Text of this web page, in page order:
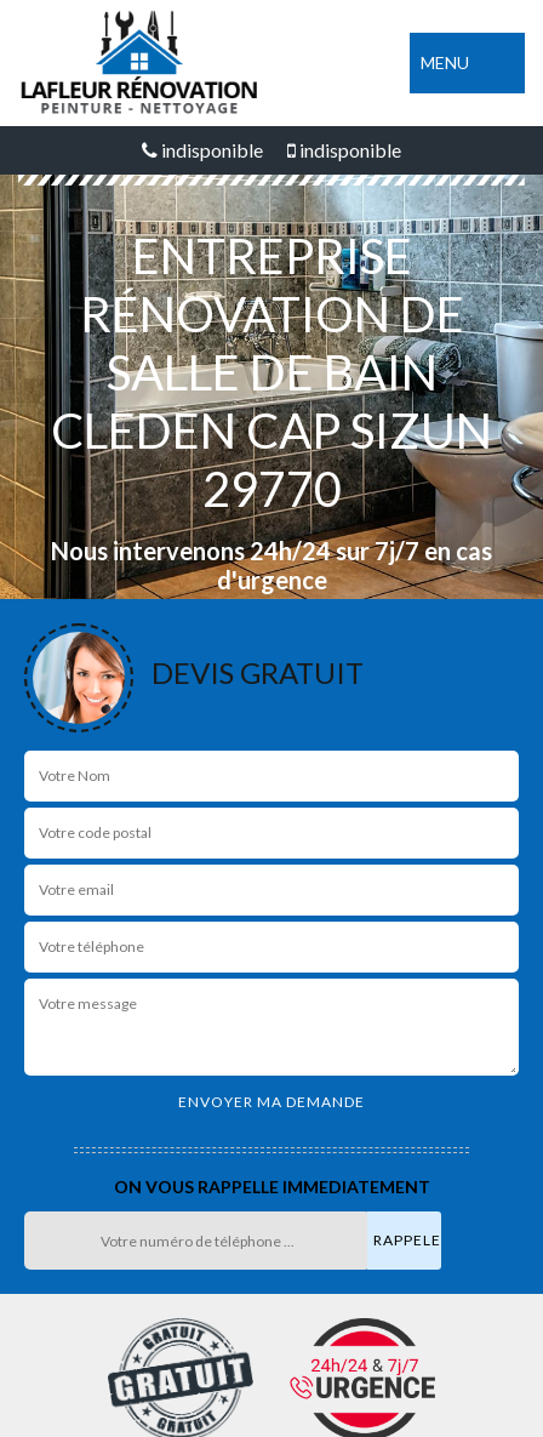
MENU
indisponible indisponible
ENTREPRISE
RÉNOVATION DE
SALLE DE BAIN
CLEDEN CAP SIZUN
29770
Nous intervenons 24h/24 sur 7j/7 en cas
d'urgence
DEVIS GRATUIT
ON VOUS RAPPELLE IMMEDIATEMENT